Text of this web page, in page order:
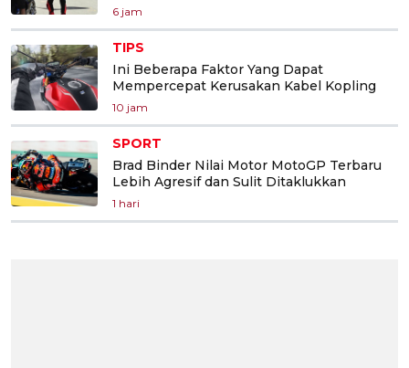
6 jam
TIPS
Ini Beberapa Faktor Yang Dapat
Mempercepat Kerusakan Kabel Kopling
10 jam
SPORT
Brad Binder Nilai Motor MotoGP Terbaru
Lebih Agresif dan Sulit Ditaklukkan
1 hari